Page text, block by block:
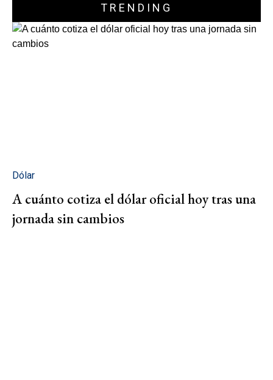
TRENDING
Dólar
A cuánto cotiza el dólar oficial hoy tras una
jornada sin cambios